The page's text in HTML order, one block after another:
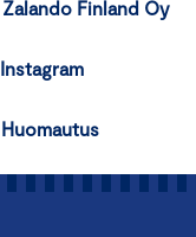
Zalando Finland Oy
Instagram
Huomautus